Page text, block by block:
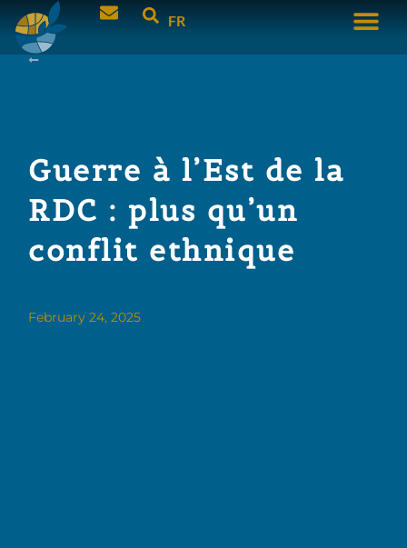
FR
Guerre à l’Est de la
RDC : plus qu’un
conflit ethnique
February 24, 2025